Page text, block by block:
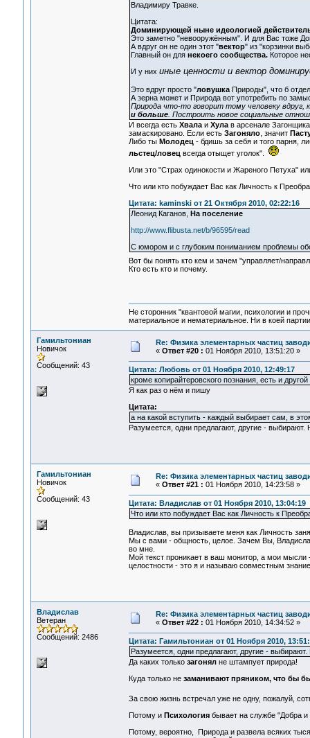
Владимиру Травке.
Цитата:
Доминирующей ныне идеологией
Это заметно "невооружённым". И для Вас тоже
А вдруг он не один этот "вектор" из "корзинки
Главный он длянекоего сообщества.Которое
И у них иные ценности и вектор
Это вдруг просто "ловушка Природы", что б
А зерна может и Природа вот употребить по
Природа что-то говорит тому человеку вдруг,
и больше. Построить новое социальные
И всегда есть Хвала и Хулав арсенале
замаскировано. Если есть Загоняло, значит
Либо ты Молодец - бдишь за себя и того парня,
льстец/ловец всегда отыщет уголок".
Или это "Страх одинокости и Жареного Петуха"
Что или кто побуждает Вас как Личность к
Цитата: kaminski от 21 Октября 2010, 02:22:16
Леонид Каганов,
На поселение
http://www.flibusta.net/b/96595/read
С юмором и с глубоким пониманием проблемы
Вот бы понять кто кем и зачем "управляет/
Кто есть кто и почему.
Не сторонник "квантовой магии, психологии и
материальное и нематериальное. Ни в коей
Гамильтониан
Новичок
Сообщений: 43
Re: Физика элементарных частиц
« Ответ #20 : 01 Ноября 2010, 13:51:20 »
Цитата: Любовь от 01 Ноября 2010, 12:49:17
кроме копирайтеровского познания, есть и другой
Я как раз о нём и пишу
Цитата:
а на какой вступить - каждый выбирает сам, в
Разумеется, одни предлагают, другие -
Гамильтониан
Новичок
Сообщений: 43
Re: Физика элементарных частиц
« Ответ #21 : 01 Ноября 2010, 14:23:58 »
Цитата: Владислав от 01 Ноября 2010, 13:04:19
Что или кто побуждает Вас как Личность к
Владислав, вы призываете меня как Личность
Мы с вами - общность, целое. Зачем Вы,
во мне.
Мой текст проникает в ваш монитор, а мои
целостности - это я и называю совместным
Владислав
Ветеран
Сообщений: 2486
Re: Физика элементарных частиц
« Ответ #22 : 01 Ноября 2010, 14:34:52 »
Цитата: Гамильтониан от 01 Ноября 2010,
Разумеется, одни предлагают, другие -
Да каких только загонял не штампует природа!
Куда только незаманивают пряником, что бы
За свою жизнь встречал уже не одну, пожалуй,
Потому и Психология бывает на службе "Добра
Потому, вероятно, Природа и развела всяких